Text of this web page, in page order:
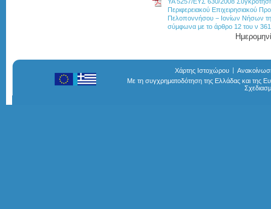
Περιφερειακού Επιχειρησιακού
Πελοποννήσου − Ιονίων Νήσων
σύμφωνα με το άρθρο 12 του ν
Χάρτης Ιστοχώρου
Με τη συγχρηματοδότηση της Ελλάδας και της